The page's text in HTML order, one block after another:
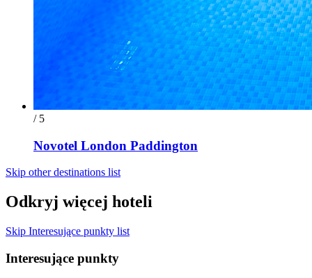
/ 5
Novotel London Paddington
Skip other destinations list
Odkryj więcej hoteli
Skip Interesujące punkty list
Interesujące punkty